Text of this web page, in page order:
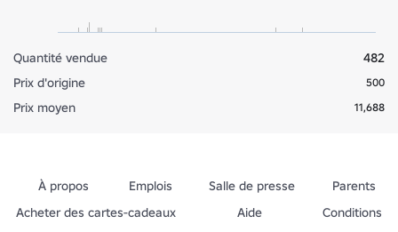
Quantité vendue
482
Prix d'origine
500
Prix moyen 11,688
À propos Emplois Salle de presse
Parents
Acheter des cartes-cadeaux
Aide
Conditions